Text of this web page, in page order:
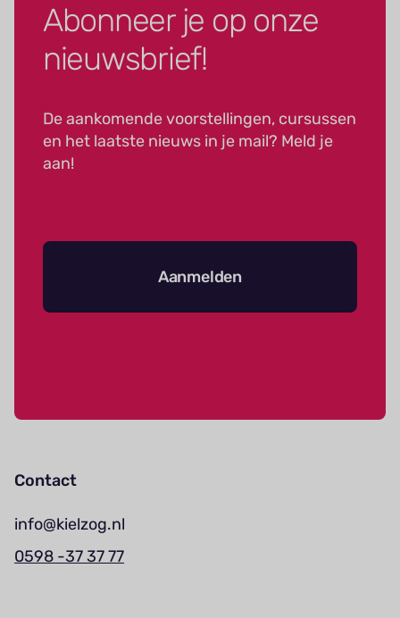
Abonneer je op onze
nieuwsbrief!
De aankomende voorstellingen, cursussen
en het laatste nieuws in je mail? Meld je
aan!
Aanmelden
Contact
info@kielzog.nl
0598 -37 37 77